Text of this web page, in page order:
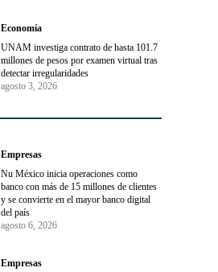
Economía
UNAM investiga contrato de hasta 101.7
millones de pesos por examen virtual tras
detectar irregularidades
agosto 3, 2026
Empresas
Nu México inicia operaciones como
banco con más de 15 millones de clientes
y se convierte en el mayor banco digital
del país
agosto 6, 2026
Empresas